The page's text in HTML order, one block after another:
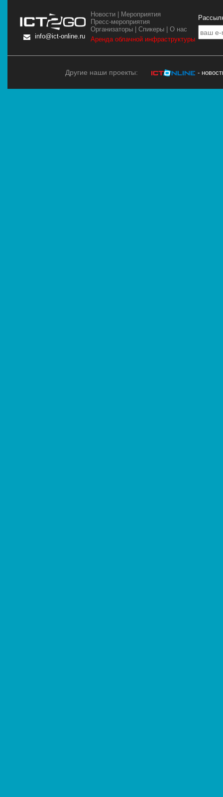
info@ict-online.ru
Новости
Мероприятия
Пресс-мероприятия
Организаторы |Спикеры |О нас
Аренда облачной инфраструктуры
Другие наши проекты: -